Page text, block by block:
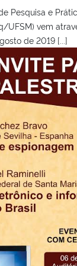
Pesquisa e
UFSM) vem
de 2019 [...]